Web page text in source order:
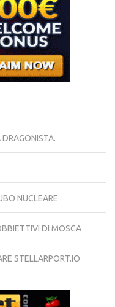
NUCLEARE
DI MOSCA
STELLARPORT.IO